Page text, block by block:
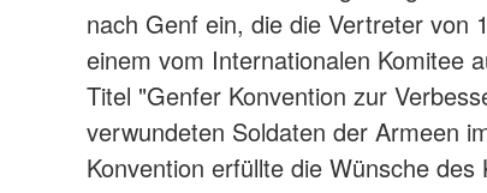
nach Genf ein, die die Vertreter von
einem vom Internationalen Komitee
Titel "Genfer Konvention zur
verwundeten Soldaten der Armeen
Konvention erfüllte die Wünsche